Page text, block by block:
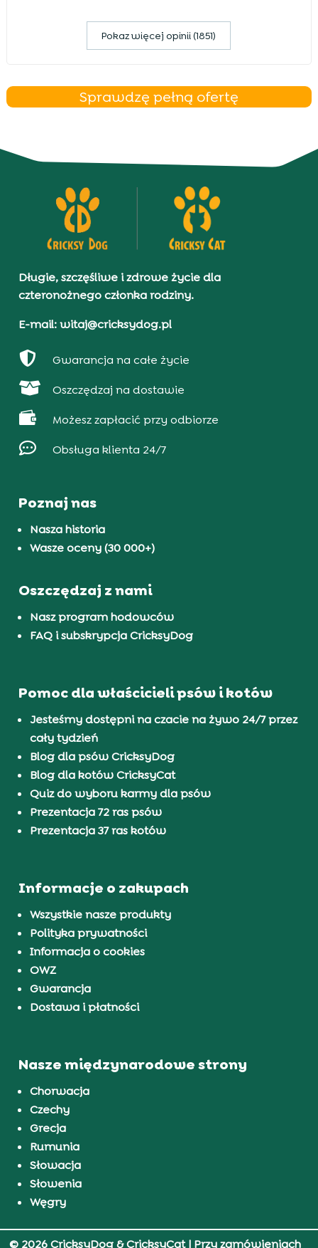
Pokaz więcej opinii (1851)
Sprawdzę pełną ofertę
Długie, szczęśliwe i zdrowe życie dla
czteronożnego członka rodziny.
E-mail: witaj@cricksydog.pl
 Gwarancja na całe życie
 Oszczędzaj na dostawie
 Możesz zapłacić przy odbiorze
 Obsługa klienta 24/7
Poznaj nas
Nasza historia
Wasze oceny (30 000+)
Oszczędzaj z nami
Nasz program hodowców
FAQ i subskrypcja CricksyDog
Pomoc dla właścicieli psów i kotów
Jesteśmy dostępni na czacie na żywo 24/7 przez
cały tydzień
Blog dla psów CricksyDog
Blog dla kotów CricksyCat
Quiz do wyboru karmy dla psów
Prezentacja 72 ras psów
Prezentacja 37 ras kotów
Informacje o zakupach
Wszystkie nasze produkty
Polityka prywatności
Informacja o cookies
OWZ
Gwarancja
Dostawa i płatności
Nasze międzynarodowe strony
Chorwacja
Czechy
Grecja
Rumunia
Słowacja
Słowenia
Węgry
© 2026 CricksyDog & CricksyCat| Przy zamówieniach